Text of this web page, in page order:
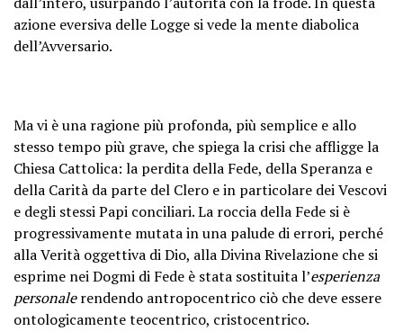
azione eversiva delle Logge si vede la mente diabolica
dell’Avversario.
Ma vi è una ragione più profonda, più semplice e allo
stesso tempo più grave, che spiega la crisi che affligge la
Chiesa Cattolica: la perdita della Fede, della Speranza e
della Carità da parte del Clero e in particolare dei Vescovi
e degli stessi Papi conciliari. La roccia della Fede si è
progressivamente mutata in una palude di errori, perché
alla Verità oggettiva di Dio, alla Divina Rivelazione che si
esprime nei Dogmi di Fede è stata sostituita l’esperienza
personalerendendo antropocentrico ciò che deve essere
ontologicamente teocentrico, cristocentrico.